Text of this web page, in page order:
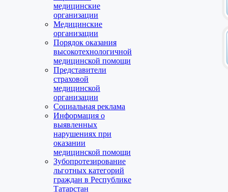
медицинские
организации
Медицинские
организации
Порядок оказания
высокотехнологичной
медицинской помощи
Представители
страховой
медицинской
организации
Социальная реклама
Информация о
выявленных
нарушениях при
оказании
медицинской помощи
Зубопротезирование
льготных категорий
граждан в Республике
Татарстан